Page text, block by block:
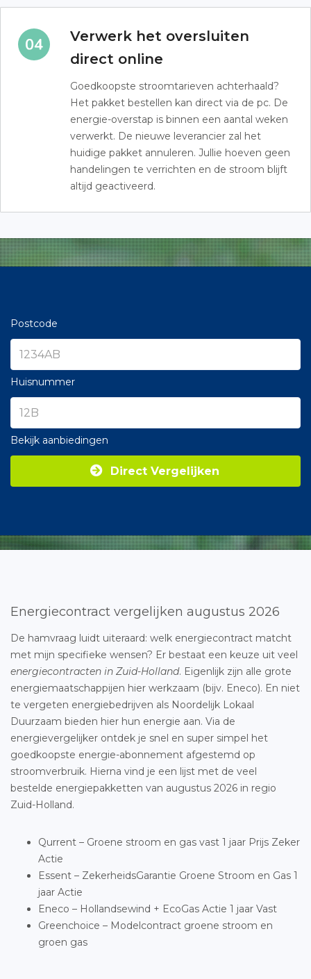
Verwerk het oversluiten
direct online
Goedkoopste stroomtarieven achterhaald?
Het pakket bestellen kan direct via de pc. De
energie-overstap is binnen een aantal weken
verwerkt. De nieuwe leverancier zal het
huidige pakket annuleren. Jullie hoeven geen
handelingen te verrichten en de stroom blijft
altijd geactiveerd.
Postcode
Huisnummer
Bekijk aanbiedingen
Direct Vergelijken
Energiecontract vergelijken augustus 2026
De hamvraag luidt uiteraard: welk energiecontract matcht
met mijn specifieke wensen? Er bestaat een keuze uit veel
energiecontracten in Zuid-Holland. Eigenlijk zijn alle grote
energiemaatschappijen hier werkzaam (bijv. Eneco). En niet
te vergeten energiebedrijven als Noordelijk Lokaal
Duurzaam bieden hier hun energie aan. Via de
energievergelijker ontdek je snel en super simpel het
goedkoopste energie-abonnement afgestemd op
stroomverbruik. Hierna vind je een lijst met de veel
bestelde energiepakketten van augustus 2026 in regio
Zuid-Holland.
Qurrent – Groene stroom en gas vast 1 jaar Prijs Zeker
Actie
Essent – ZekerheidsGarantie Groene Stroom en Gas 1
jaar Actie
Eneco – Hollandsewind + EcoGas Actie 1 jaar Vast
Greenchoice – Modelcontract groene stroom en
groen gas